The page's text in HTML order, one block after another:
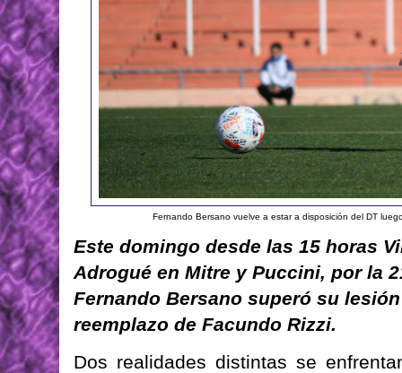
Fernando Bersano vuelve a estar a disposición del DT
Este domingo desde las 15 horas
Adrogué en Mitre y Puccini, por la
Fernando Bersano superó su
reemplazo de Facundo Rizzi.
Dos realidades distintas se